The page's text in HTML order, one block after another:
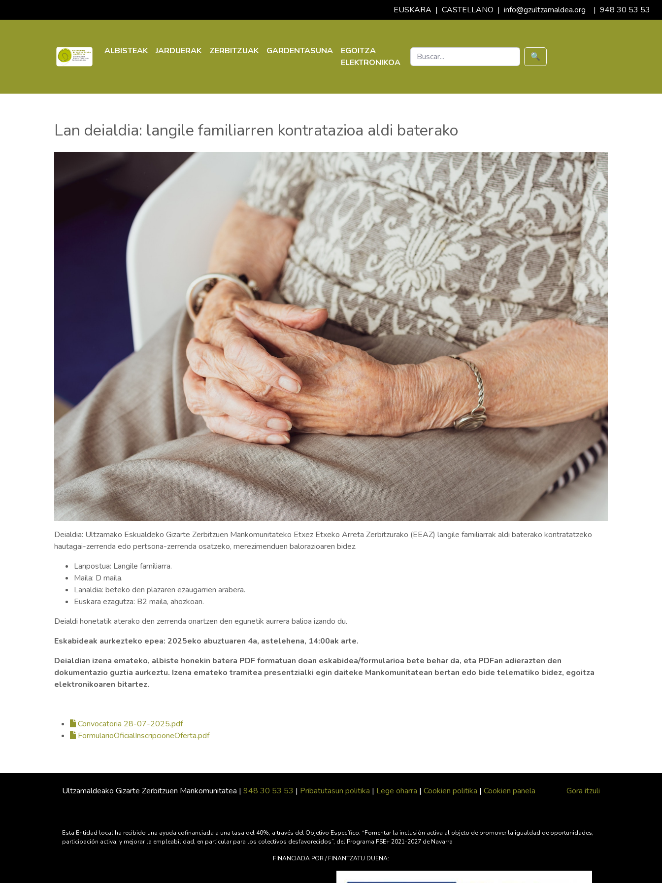
EUSKARA | CASTELLANO | info@gzultzamaldea.org | 948 30 53 53
ALBISTEAK JARDUERAK ZERBITZUAK GARDENTASUNA
EGOITZA
ELEKTRONIKOA
🔍
Lan deialdia: langile familiarren kontratazioa aldi baterako
Deialdia: Ultzamako Eskualdeko Gizarte Zerbitzuen Mankomunitateko Etxez Etxeko Arreta Zerbitzurako (EEAZ) langile familiarrak aldi baterako kontratatzeko
hautagai-zerrenda edo pertsona-zerrenda osatzeko, merezimenduen balorazioaren bidez.
Lanpostua: Langile familiarra.
Maila: D maila.
Lanaldia: beteko den plazaren ezaugarrien arabera.
Euskara ezagutza: B2 maila, ahozkoan.
Deialdi honetatik aterako den zerrenda onartzen den egunetik aurrera balioa izando du.
Eskabideak aurkezteko epea: 2025eko abuztuaren 4a, astelehena, 14:00ak arte.
Deialdian izena emateko, albiste honekin batera PDF formatuan doan eskabidea/formularioa bete behar da, eta PDFan adierazten den
dokumentazio guztia aurkeztu. Izena emateko tramitea presentzialki egin daiteke Mankomunitatean bertan edo bide telematiko bidez, egoitza
elektronikoaren bitartez.
Convocatoria 28-07-2025.pdf
FormularioOficialInscripcioneOferta.pdf
Gora itzuli
Ultzamaldeako Gizarte Zerbitzuen Mankomunitatea | 948 30 53 53 | Pribatutasun politika | Lege oharra | Cookien politika | Cookien panela
Esta Entidad local ha recibido una ayuda cofinanciada a una tasa del 40%, a través del Objetivo Específico: “Fomentar la inclusión activa al objeto de promover la igualdad de oportunidades,
participación activa, y mejorar la empleabilidad, en particular para los colectivos desfavorecidos”, del Programa FSE+ 2021-2027 de Navarra
FINANCIADA POR / FINANTZATU DUENA: